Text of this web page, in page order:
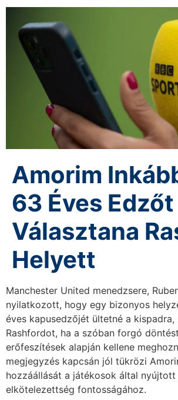
Amorim
63 Éves Edzőt
Választana
Helyett
Manchester United menedzsere,
nyilatkozott, hogy egy bizonyos
éves kapusedzőjét ültetné a kispadra,
Rashfordot, ha a szóban forgó
erőfeszítések alapján kellene
megjegyzés kapcsán jól tükrözi
hozzáállását a játékosok által
elkötelezettség fontosságához.